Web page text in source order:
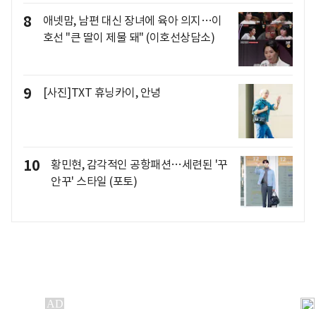
8
애넷맘, 남편 대신 장녀에 육아 의지…이
호선 "큰 딸이 제물 돼" (이호선상담소)
9 [사진]TXT 휴닝카이, 안녕
10
황민현, 감각적인 공항패션…세련된 '꾸
안꾸' 스타일 (포토)